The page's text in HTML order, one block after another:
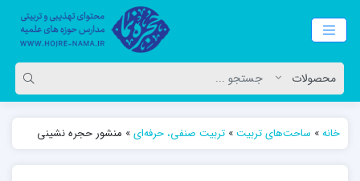
خانه» ساحت‌های تربیت» تربیت صنفی، حرفه‌ای» منشور حجره نشینی